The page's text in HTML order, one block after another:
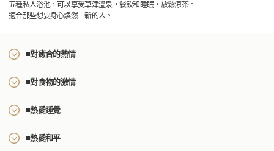
五種私人浴池，可以享受草津溫泉，餐飲和睡眠，放鬆涼茶。
適合那些想要身心煥然一新的人。
■對癒合的熱情
■對食物的激情
■熱愛睡覺
■熱愛和平